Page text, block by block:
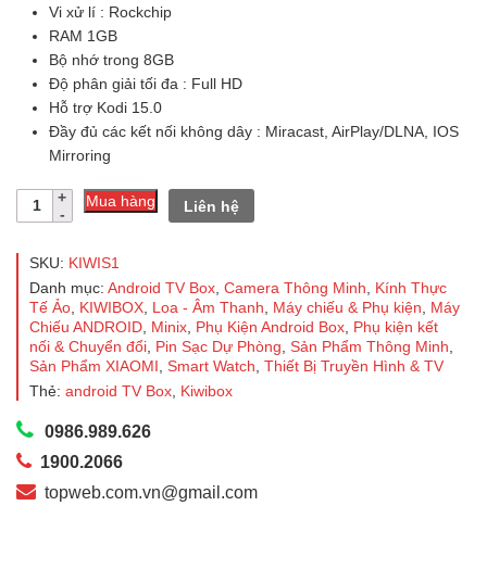
là:
1.050.000 ₫.
950.000 ₫.
Vi xử lí : Rockchip
RAM 1GB
Bộ nhớ trong 8GB
Độ phân giải tối đa : Full HD
Hỗ trợ Kodi 15.0
Đầy đủ các kết nối không dây : Miracast, AirPlay/DLNA, IOS
Mirroring
Android
KiwiBox
số
lượng
Mua hàng Liên hệ
SKU: KIWIS1
Danh mục: Android TV Box, Camera Thông Minh, Kính Thực
Tế Ảo, KIWIBOX, Loa - Âm Thanh, Máy chiếu & Phụ kiện, Máy
Chiếu ANDROID, Minix, Phụ Kiện Android Box, Phụ kiện kết
nối & Chuyển đổi, Pin Sạc Dự Phòng, Sản Phẩm Thông Minh,
Sản Phẩm XIAOMI, Smart Watch, Thiết Bị Truyền Hình & TV
Thẻ: android TV Box, Kiwibox
0986.989.626
1900.2066
topweb.com.vn@gmail.com